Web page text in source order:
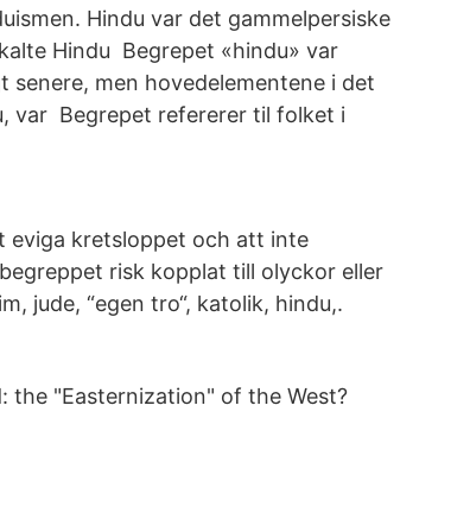
Hindu var det gammelpersiske
Hindu Begrepet «hindu» var
men hovedelementene i det
var Begrepet refererer til folket i
eviga kretsloppet och att inte
risk kopplat till olyckor eller
jude, “egen tro“, katolik, hindu,.
the "Easternization" of the West?